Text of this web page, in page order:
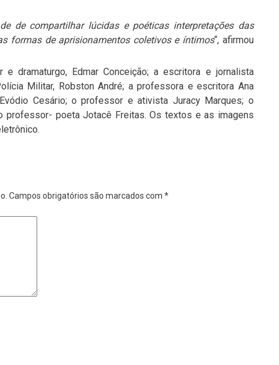
de compartilhar lúcidas e poéticas interpretações das
formas de aprisionamentos coletivos e íntimos“, afirmou
dramaturgo, Edmar Conceição; a escritora e jornalista
Militar, Robston André; a professora e escritora Ana
Cesário; o professor e ativista Juracy Marques; o
professor- poeta Jotacê Freitas. Os textos e as imagens
Campos obrigatórios são marcados com *